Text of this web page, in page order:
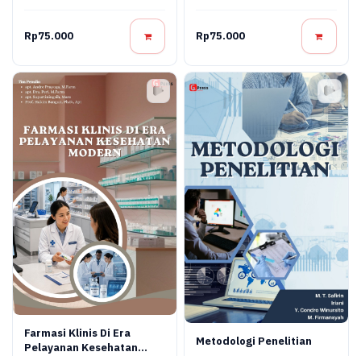
Rp75.000 Rp75.000
Farmasi Klinis Di Era
Pelayanan Kesehatan
Metodologi Penelitian